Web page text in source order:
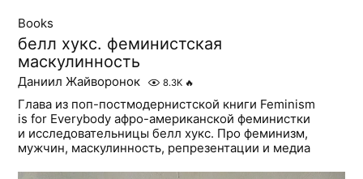
Books
белл хукс. феминистская
маскулинность
Даниил Жайворонок 8.3K 🔥
Глава из поп-постмодернистской книги Feminism
is for Everybody афро-американской феминистки
и исследовательницы белл хукс. Про феминизм,
мужчин, маскулинность, репрезентации и медиа